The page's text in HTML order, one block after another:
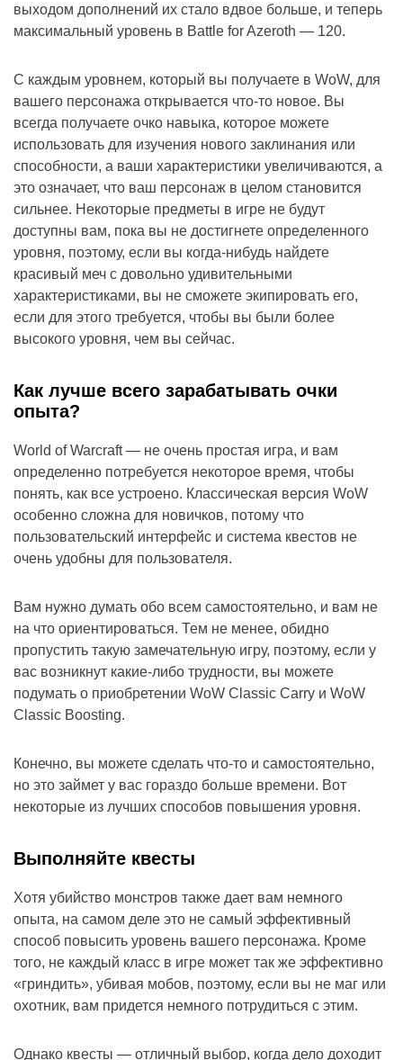
выходом дополнений их стало вдвое больше, и теперь
максимальный уровень в Battle for Azeroth — 120.
С каждым уровнем, который вы получаете в WoW, для
вашего персонажа открывается что-то новое. Вы
всегда получаете очко навыка, которое можете
использовать для изучения нового заклинания или
способности, а ваши характеристики увеличиваются, а
это означает, что ваш персонаж в целом становится
сильнее. Некоторые предметы в игре не будут
доступны вам, пока вы не достигнете определенного
уровня, поэтому, если вы когда-нибудь найдете
красивый меч с довольно удивительными
характеристиками, вы не сможете экипировать его,
если для этого требуется, чтобы вы были более
высокого уровня, чем вы сейчас.
Как лучше всего зарабатывать очки
опыта?
World of Warcraft — не очень простая игра, и вам
определенно потребуется некоторое время, чтобы
понять, как все устроено. Классическая версия WoW
особенно сложна для новичков, потому что
пользовательский интерфейс и система квестов не
очень удобны для пользователя.
Вам нужно думать обо всем самостоятельно, и вам не
на что ориентироваться. Тем не менее, обидно
пропустить такую ​​замечательную игру, поэтому, если у
вас возникнут какие-либо трудности, вы можете
подумать о приобретении WoW Classic Carry и WoW
Classic Boosting.
Конечно, вы можете сделать что-то и самостоятельно,
но это займет у вас гораздо больше времени. Вот
некоторые из лучших способов повышения уровня.
Выполняйте квесты
Хотя убийство монстров также дает вам немного
опыта, на самом деле это не самый эффективный
способ повысить уровень вашего персонажа. Кроме
того, не каждый класс в игре может так же эффективно
«гриндить», убивая мобов, поэтому, если вы не маг или
охотник, вам придется немного потрудиться с этим.
Однако квесты — отличный выбор, когда дело доходит